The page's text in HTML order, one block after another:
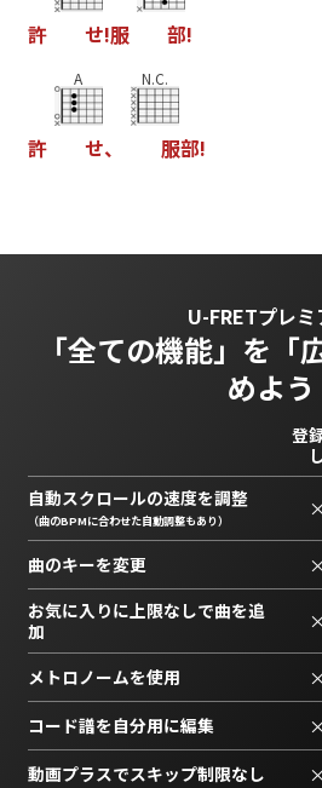
許 せ!服 部!
許
A
せ、
N.C.
服部!
U-FRETプレミ
「全ての機能」を
めよう
登
自動スクロールの速度を調整
（曲のBPMに合わせた自動調整もあり） ×
曲のキーを変更
お気に入りに上限なしで曲を追
加
メトロノームを使用 ×
コード譜を自分用に編集 ×
動画プラスでスキップ制限なし